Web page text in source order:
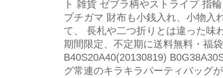
ト 雑貨 ゼブラ柄やストライプ 指
プチガマ 財布も小銭入れ、小物入
て、 長札や二つ折りとは違った
期間限定、不定期に送料無料・福
B40S20A40(20130819)
グ常連のキラキラパーティバッグ